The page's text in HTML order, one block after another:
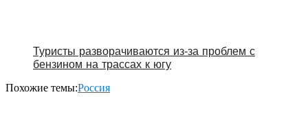
Туристы разворачиваются из‑за проблем с
бензином на трассах к югу
Похожие темы:Россия